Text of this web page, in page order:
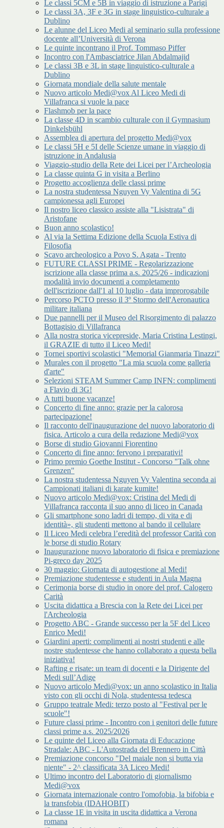
Le classi 5CM e 5B in viaggio di istruzione a Parigi
Le classi 3A, 3F e 3G in stage linguistico-culturale a
Dublino
Le alunne del Liceo Medi al seminario sulla professione
docente all’Università di Verona
Le quinte incontrano il Prof. Tommaso Piffer
Incontro con l'Ambasciatrice Jilan Abdalmajid
Le classi 3B e 3L in stage linguistico-culturale a
Dublino
Giornata mondiale della salute mentale
Nuovo articolo Medi@vox Al Liceo Medi di
Villafranca si vuole la pace
Flashmob per la pace
La classe 4D in scambio culturale con il Gymnasium
Dinkelsbühl
Assemblea di apertura del progetto Medi@vox
Le classi 5H e 5I delle Scienze umane in viaggio di
istruzione in Andalusia
Viaggio-studio della Rete dei Licei per l’Archeologia
La classe quinta G in visita a Berlino
Progetto accoglienza delle classi prime
La nostra studentessa Nguyen Vy Valentina di 5G
campionessa agli Europei
Il nostro liceo classico assiste alla "Lisistrata" di
Aristofane
Buon anno scolastico!
Al via la Settima Edizione della Scuola Estiva di
Filosofia
Scavo archeologico a Povo S. Agata - Trento
FUTURE CLASSI PRIME - Regolarizzazione
iscrizione alla classe prima a.s. 2025/26 - indicazioni
modalità invio documenti a completamento
dell'iscrizione dall'1 al 10 luglio - data improrogabile
Percorso PCTO presso il 3º Stormo dell'Aeronautica
militare italiana
Due pannelli per il Museo del Risorgimento di palazzo
Bottagisio di Villafranca
Alla nostra storica vicepreside, Maria Cristina Lestingi,
il GRAZIE di tutto il Liceo Medi!
Tornei sportivi scolastici "Memorial Gianmaria Tinazzi"
Murales con il progetto "La mia scuola come galleria
d'arte"
Selezioni STEAM Summer Camp INFN: complimenti
a Flavio di 3G!
A tutti buone vacanze!
Concerto di fine anno: grazie per la calorosa
partecipazione!
Il racconto dell'inaugurazione del nuovo laboratorio di
fisica. Articolo a cura della redazione Medi@vox
Borse di studio Giovanni Fiorentino
Concerto di fine anno: fervono i preparativi!
Primo premio Goethe Institut - Concorso "Talk ohne
Grenzen"
La nostra studentessa Nguyen Vy Valentina seconda ai
Campionati italiani di karate kumite!
Nuovo articolo Medi@vox: Cristina del Medi di
Villafranca racconta il suo anno di liceo in Canada
Gli smartphone sono ladri di tempo, di vita e di
identità», gli studenti mettono al bando il cellulare
Il Liceo Medi celebra l’eredità del professor Carità con
le borse di studio Rotary
Inaugurazione nuovo laboratorio di fisica e premiazione
Pi-greco day 2025
30 maggio: Giornata di autogestione al Medi!
Premiazione studentesse e studenti in Aula Magna
Cerimonia borse di studio in onore del prof. Calogero
Carità
Uscita didattica a Brescia con la Rete dei Licei per
l'Archeologia
Progetto ABC - Grande successo per la 5F del Liceo
Enrico Medi!
Giardini aperti: complimenti ai nostri studenti e alle
nostre studentesse che hanno collaborato a questa bella
iniziativa!
Rafting e risate: un team di docenti e la Dirigente del
Medi sull’Adige
Nuovo articolo Medi@vox: un anno scolastico in Italia
visto con gli occhi di Nola, studentessa tedesca
Gruppo teatrale Medi: terzo posto al "Festival per le
scuole"!
Future classi prime - Incontro con i genitori delle future
classi prime a.s. 2025/2026
Le quinte del Liceo alla Giornata di Educazione
Stradale: ABC - L'Autostrada del Brennero in Città
Premiazione concorso "Del maiale non si butta via
niente" - 2^ classificata 3A Liceo Medi!
Ultimo incontro del Laboratorio di giornalismo
Medi@vox
Giornata internazionale contro l'omofobia, la bifobia e
la transfobia (IDAHOBIT)
La classe 1E in visita in uscita didattica a Verona
romana